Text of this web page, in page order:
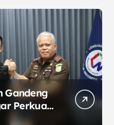
Gandeng
Perkuat